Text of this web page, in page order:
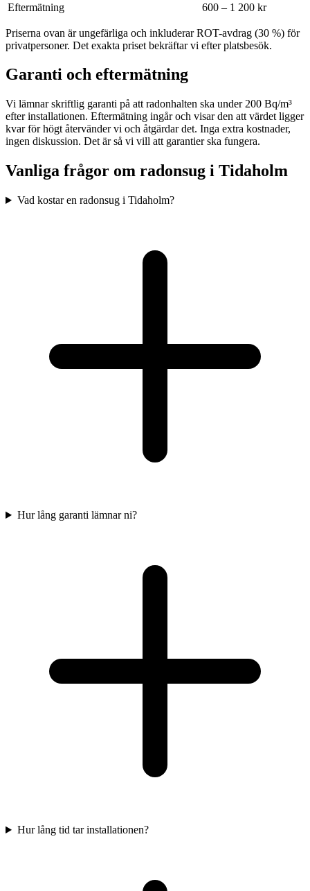
Eftermätning
600 – 1 200 kr
Priserna ovan är ungefärliga och inkluderar ROT-avdrag (30 %) för
privatpersoner. Det exakta priset bekräftar vi efter platsbesök.
Garanti och eftermätning
Vi lämnar skriftlig garanti på att radonhalten ska under 200 Bq/m³
efter installationen. Eftermätning ingår och visar den att värdet ligger
kvar för högt återvänder vi och åtgärdar det. Inga extra kostnader,
ingen diskussion. Det är så vi vill att garantier ska fungera.
Vanliga frågor om radonsug i Tidaholm
Vad kostar en radonsug i Tidaholm?
Hur lång garanti lämnar ni?
Hur lång tid tar installationen?